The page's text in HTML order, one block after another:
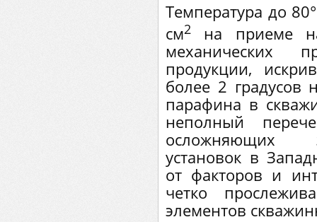
Температура до
см2
на приеме
механических
продукции,
более 2 градусов
парафина в
неполный
осложняющих
установок в
от факторов и
четко
элементов